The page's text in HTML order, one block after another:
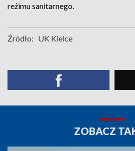
reżimu sanitarnego.
Źródło: UK Kielce
ZOBACZ